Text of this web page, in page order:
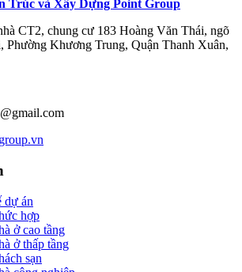
Trúc và Xây Dựng Point Group
CT2, chung cư 183 Hoàng Văn Thái, ngõ
Phường Khương Trung, Quận Thanh Xuân,
dự án
hợp
ở cao tầng
ở thấp tầng
sạn